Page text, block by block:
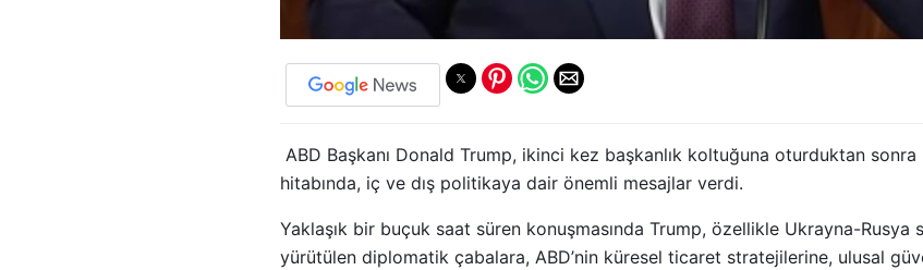
ABD Başkanı Donald Trump, ikinci kez başkanlık koltuğuna oturduktan
hitabında, iç ve dış politikaya dair önemli mesajlar verdi.
Yaklaşık bir buçuk saat süren konuşmasında Trump, özellikle Ukrayna-Rusya
yürütülen diplomatik çabalara, ABD’nin küresel ticaret stratejilerine, ulusal